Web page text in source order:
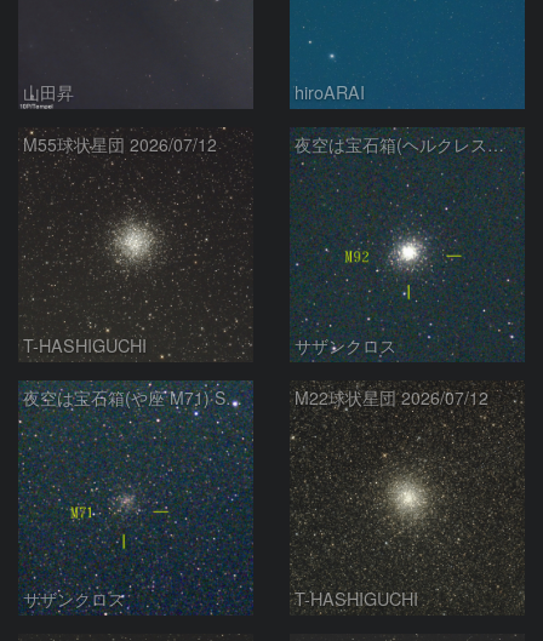
山田昇 hiroARAI
M55球状星団 2026/07/12
T-HASHIGUCHI
夜空は宝石箱(ヘルクレス座 M92) Seestar50
サザンクロス
夜空は宝石箱(や座 M71) Seestar50
サザンクロス
M22球状星団 2026/07/12
T-HASHIGUCHI